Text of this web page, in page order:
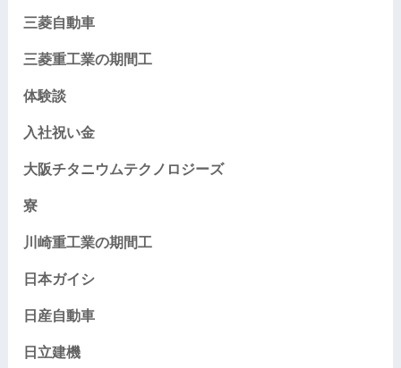
三菱自動車
三菱重工業の期間工
体験談
入社祝い金
大阪チタニウムテクノロジーズ
寮
川崎重工業の期間工
日本ガイシ
日産自動車
日立建機